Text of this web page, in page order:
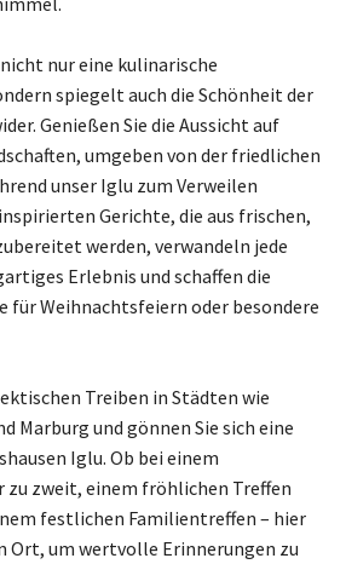
nur eine kulinarische
spiegelt auch die Schönheit der
Genießen Sie die Aussicht auf
umgeben von der friedlichen
unser Iglu zum Verweilen
Gerichte, die aus frischen,
werden, verwandeln jede
Erlebnis und schaffen die
für Weihnachtsfeiern oder besondere
Treiben in Städten wie
Marburg und gönnen Sie sich eine
Iglu. Ob bei einem
zu zweit, einem fröhlichen Treffen
festlichen Familientreffen – hier
Ort, um wertvolle Erinnerungen zu